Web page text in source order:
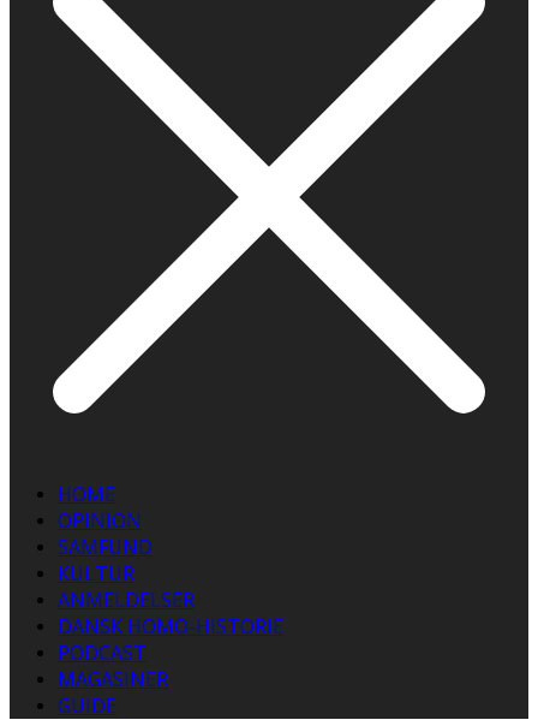
HOME
OPINION
SAMFUND
KULTUR
ANMELDELSER
DANSK HOMO-HISTORIE
PODCAST
MAGASINER
GUIDE